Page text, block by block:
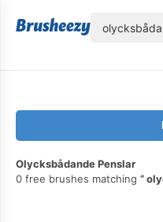
Olycksbådande Penslar
0 free brushes matching